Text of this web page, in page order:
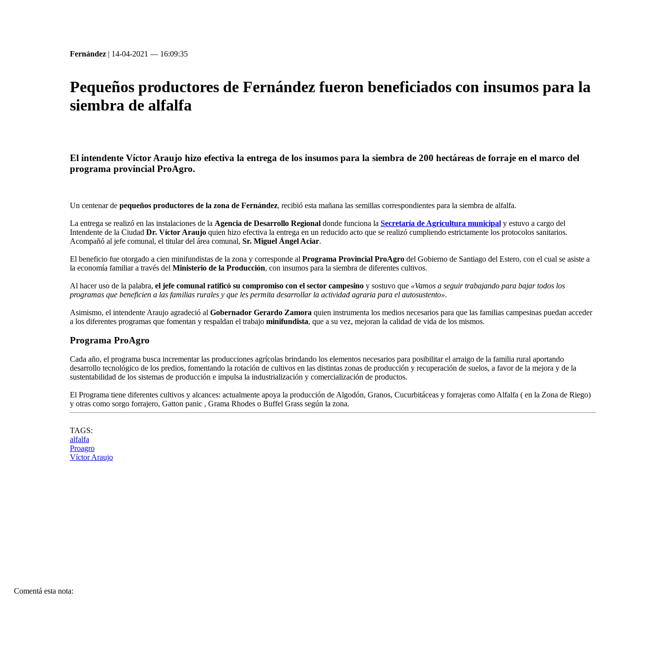
Fernández| 14-04-2021 — 16:09:35
Pequeños productores de Fernández fueron beneficiados con insumos para la
siembra de alfalfa
El intendente Víctor Araujo hizo efectiva la entrega de los insumos para la siembra de 200 hectáreas de forraje en el marco del
programa provincial ProAgro.
Un centenar de pequeños productores de la zona de Fernández, recibió esta mañana las semillas correspondientes para la siembra de alfalfa.
La entrega se realizó en las instalaciones de la Agencia de Desarrollo Regionaldonde funciona la Secretaría de Agricultura municipaly estuvo a cargo del
Intendente de la Ciudad Dr. Víctor Araujoquien hizo efectiva la entrega en un reducido acto que se realizó cumpliendo estrictamente los protocolos sanitarios.
Acompañó al jefe comunal, el titular del área comunal, Sr. Miguel Ángel Aciar.
El beneficio fue otorgado a cien minifundistas de la zona y corresponde al Programa Provincial ProAgrodel Gobierno de Santiago del Estero, con el cual se asiste a
la economía familiar a través del Ministerio de la Producción, con insumos para la siembra de diferentes cultivos.
Al hacer uso de la palabra, el jefe comunal ratificó su compromiso con el sector campesinoy sostuvo que «Vamos a seguir trabajando para bajar todos los
programas que beneficien a las familias rurales y que les permita desarrollar la actividad agraria para el autosustento».
Asimismo, el intendente Araujo agradeció al Gobernador Gerardo Zamora quien instrumenta los medios necesarios para que las familias campesinas puedan acceder
a los diferentes programas que fomentan y respaldan el trabajo minifundista, que a su vez, mejoran la calidad de vida de los mismos.
Programa ProAgro
Cada año, el programa busca incrementar las producciones agrícolas brindando los elementos necesarios para posibilitar el arraigo de la familia rural aportando
desarrollo tecnológico de los predios, fomentando la rotación de cultivos en las distintas zonas de producción y recuperación de suelos, a favor de la mejora y de la
sustentabilidad de los sistemas de producción e impulsa la industrialización y comercialización de productos.
El Programa tiene diferentes cultivos y alcances: actualmente apoya la producción de Algodón, Granos, Cucurbitáceas y forrajeras como Alfalfa ( en la Zona de Riego)
y otras como sorgo forrajero, Gatton panic , Grama Rhodes o Buffel Grass según la zona.
TAGS:
alfalfa
Proagro
Víctor Araujo
Comentá esta nota: